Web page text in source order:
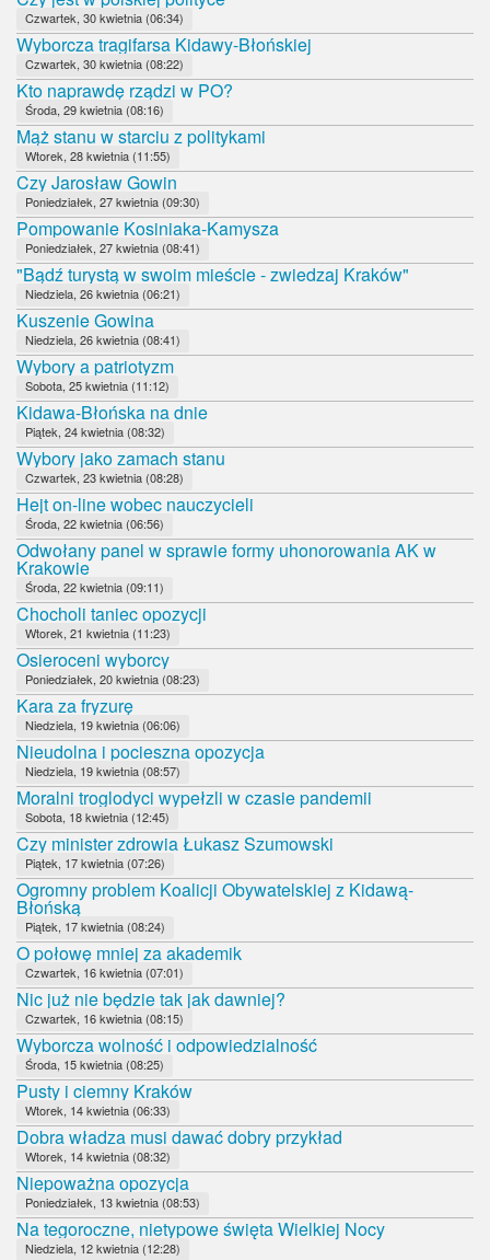
Czwartek, 30 kwietnia (06:34)
Wyborcza tragifarsa Kidawy-Błońskiej
Czwartek, 30 kwietnia (08:22)
Kto naprawdę rządzi w PO?
Środa, 29 kwietnia (08:16)
Mąż stanu w starciu z politykami
Wtorek, 28 kwietnia (11:55)
Czy Jarosław Gowin
Poniedziałek, 27 kwietnia (09:30)
Pompowanie Kosiniaka-Kamysza
Poniedziałek, 27 kwietnia (08:41)
"Bądź turystą w swoim mieście - zwiedzaj Kraków"
Niedziela, 26 kwietnia (06:21)
Kuszenie Gowina
Niedziela, 26 kwietnia (08:41)
Wybory a patriotyzm
Sobota, 25 kwietnia (11:12)
Kidawa-Błońska na dnie
Piątek, 24 kwietnia (08:32)
Wybory jako zamach stanu
Czwartek, 23 kwietnia (08:28)
Hejt on-line wobec nauczycieli
Środa, 22 kwietnia (06:56)
Odwołany panel w sprawie formy uhonorowania AK w
Krakowie
Środa, 22 kwietnia (09:11)
Chocholi taniec opozycji
Wtorek, 21 kwietnia (11:23)
Osieroceni wyborcy
Poniedziałek, 20 kwietnia (08:23)
Kara za fryzurę
Niedziela, 19 kwietnia (06:06)
Nieudolna i pocieszna opozycja
Niedziela, 19 kwietnia (08:57)
Moralni troglodyci wypełzli w czasie pandemii
Sobota, 18 kwietnia (12:45)
Czy minister zdrowia Łukasz Szumowski
Piątek, 17 kwietnia (07:26)
Ogromny problem Koalicji Obywatelskiej z Kidawą-
Błońską
Piątek, 17 kwietnia (08:24)
O połowę mniej za akademik
Czwartek, 16 kwietnia (07:01)
Nic już nie będzie tak jak dawniej?
Czwartek, 16 kwietnia (08:15)
Wyborcza wolność i odpowiedzialność
Środa, 15 kwietnia (08:25)
Pusty i ciemny Kraków
Wtorek, 14 kwietnia (06:33)
Dobra władza musi dawać dobry przykład
Wtorek, 14 kwietnia (08:32)
Niepoważna opozycja
Poniedziałek, 13 kwietnia (08:53)
Na tegoroczne, nietypowe święta Wielkiej Nocy
Niedziela, 12 kwietnia (12:28)